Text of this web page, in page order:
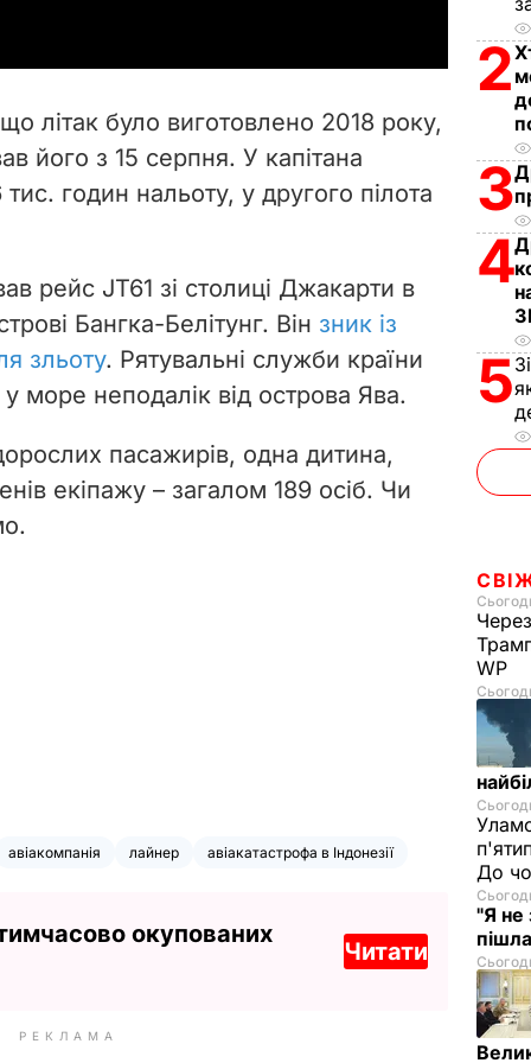
i
d
o
літак було виготовлено 2018 року,
його з 15 серпня. У капітана
годин нальоту, у другого пілота
рейс JT61 зі столиці Джакарти в
Бангка-Белітунг. Він зник із
зльоту. Рятувальні служби країни
море неподалік від острова Ява.
пасажирів, одна дитина,
екіпажу – загалом 189 осіб. Чи
авіакомпанія лайнер авіакатастрофа в Індонезії
окупованих
Читати
РЕКЛАМА
2
3
4
5
WP
До
"Я не